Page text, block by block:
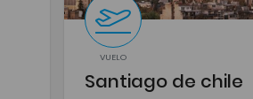
VUELO
Santiago de chile